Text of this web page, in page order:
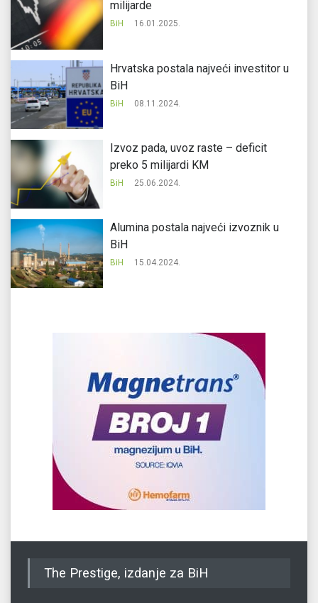
milijarde
BiH 16.01.2025.
Hrvatska postala najveći investitor u
BiH
BiH 08.11.2024.
Izvoz pada, uvoz raste – deficit
preko 5 milijardi KM
BiH 25.06.2024.
Alumina postala najveći izvoznik u
BiH
BiH 15.04.2024.
The Prestige, izdanje za BiH